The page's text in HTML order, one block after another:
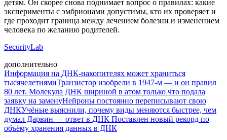
детям. Он скорее снова поднимает вопрос о правилах: какие
эксперименты с эмбрионами допустимы, кто их проверяет и
где проходит граница между лечением болезни и изменением
человека по желанию родителей.
SecurityLab
дополнительно
Информация на ДНК-накопителях может храниться
тысячелетиямиТранзистор изобрели в 1947-м — и он правил
80 лет. Молекула ДНК шириной в атом только что подала
заявку на заменуНейроны постоянно переписывают свою
ДНКУчёные выяснили, почему виды меняются быстрее, чем
думал Дарвин — ответ в ДНК Поставлен новый рекорд по
объёму хранения данных в ДНК